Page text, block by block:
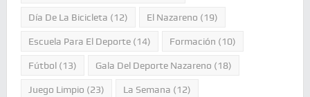
Día De La Bicicleta (12) El Nazareno (19)
Escuela Para El Deporte(14) Formación (10)
Fútbol(13) Gala Del Deporte Nazareno (18)
Juego Limpio (23) La Semana (12)